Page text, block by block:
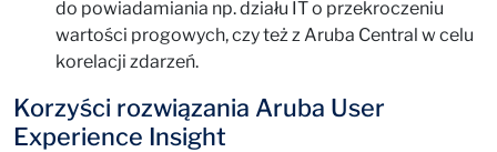
do powiadamiania np. działu IT o przekroczeniu
wartości progowych, czy też z Aruba Central w celu
korelacji zdarzeń.
Korzyści rozwiązania Aruba User
Experience Insight